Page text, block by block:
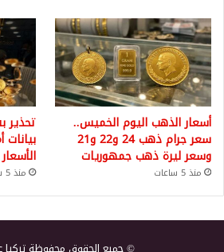
أسعار الذهب اليوم الخميس..
سعر جرام ذهب 24 و22 و21
وسعر ليرة ذهب جمهوريات
منذ 5 ساعات
تحذير
منذ 5 ساعات